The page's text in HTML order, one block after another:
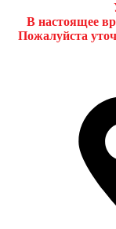
В настоящее
Пожалуйста